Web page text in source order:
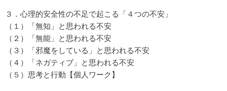
３．心理的安全性の不足で起こる「４つの不安」
（１）「無知」と思われる不安
（２）「無能」と思われる不安
（３）「邪魔をしている」と思われる不安
（４）「ネガティブ」と思われる不安
（５）思考と行動【個人ワーク】